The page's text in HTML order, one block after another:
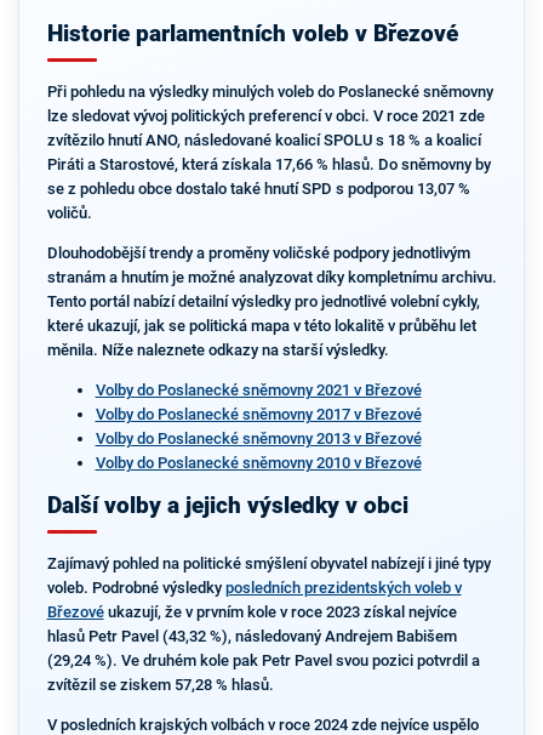
Historie parlamentních voleb v Březové
Při pohledu na výsledky minulých voleb do Poslanecké sněmovny
lze sledovat vývoj politických preferencí v obci. V roce 2021 zde
zvítězilo hnutí ANO, následované koalicí SPOLU s 18 % a koalicí
Piráti a Starostové, která získala 17,66 % hlasů. Do sněmovny by
se z pohledu obce dostalo také hnutí SPD s podporou 13,07 %
voličů.
Dlouhodobější trendy a proměny voličské podpory jednotlivým
stranám a hnutím je možné analyzovat díky kompletnímu archivu.
Tento portál nabízí detailní výsledky pro jednotlivé volební cykly,
které ukazují, jak se politická mapa v této lokalitě v průběhu let
měnila. Níže naleznete odkazy na starší výsledky.
Volby do Poslanecké sněmovny 2021 v Březové
Volby do Poslanecké sněmovny 2017 v Březové
Volby do Poslanecké sněmovny 2013 v Březové
Volby do Poslanecké sněmovny 2010 v Březové
Další volby a jejich výsledky v obci
Zajímavý pohled na politické smýšlení obyvatel nabízejí i jiné typy
voleb. Podrobné výsledky posledních prezidentských voleb v
Březovéukazují, že v prvním kole v roce 2023 získal nejvíce
hlasů Petr Pavel (43,32 %), následovaný Andrejem Babišem
(29,24 %). Ve druhém kole pak Petr Pavel svou pozici potvrdil a
zvítězil se ziskem 57,28 % hlasů.
V posledních krajských volbách v roce 2024 zde nejvíce uspělo